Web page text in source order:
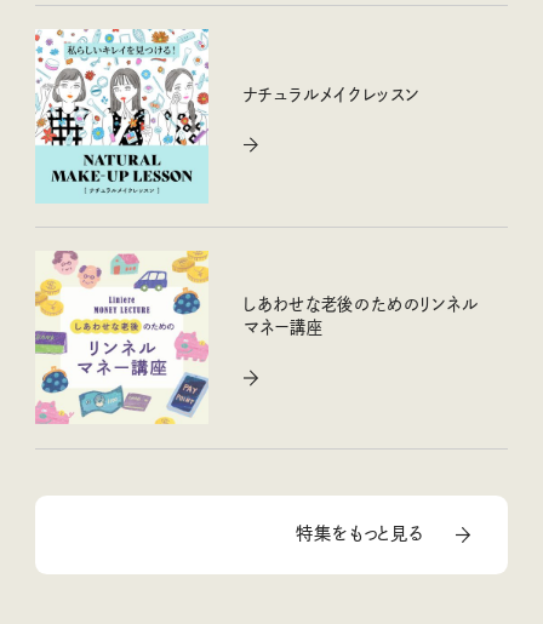
ナチュラルメイクレッスン
しあわせな老後のためのリンネル
マネー講座
特集をもっと見る